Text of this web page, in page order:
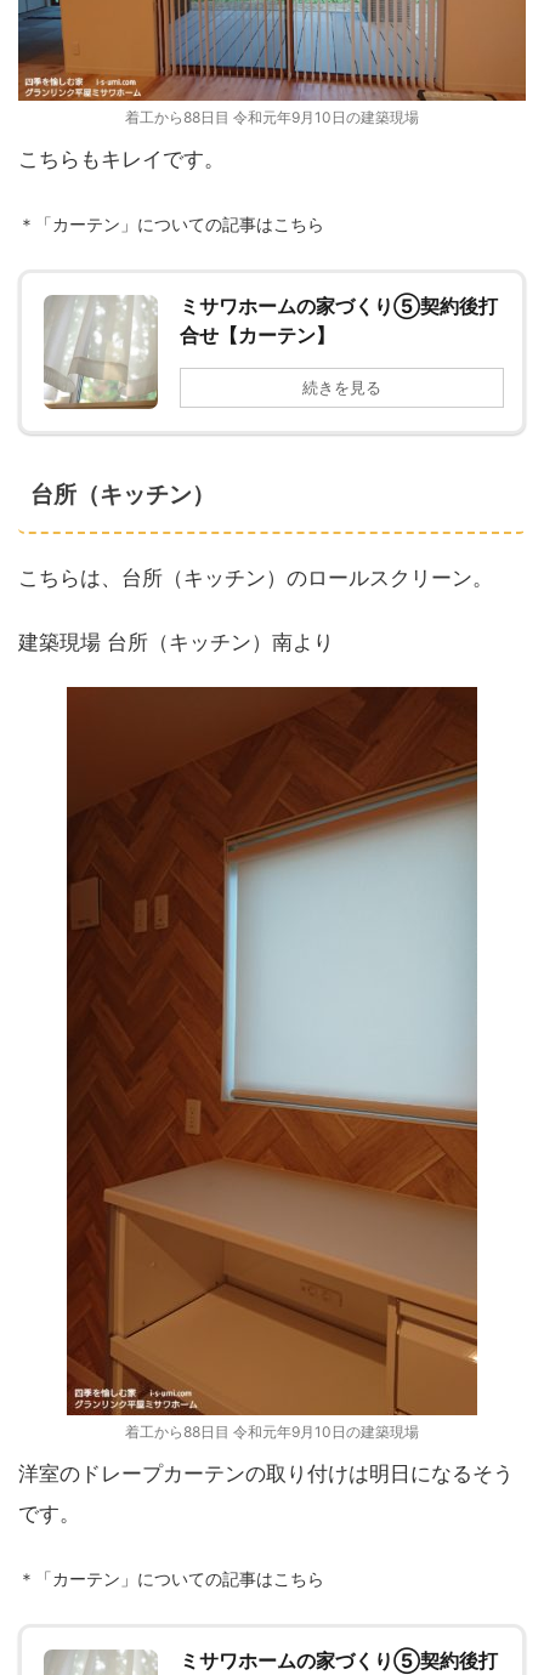
着工から88日目 令和元年9月10日の建築現場
こちらもキレイです。
＊「カーテン」についての記事はこちら
ミサワホームの家づくり⑤契約後打
合せ【カーテン】
続きを見る
台所（キッチン）
こちらは、台所（キッチン）のロールスクリーン。
建築現場 台所（キッチン）南より
着工から88日目 令和元年9月10日の建築現場
洋室のドレープカーテンの取り付けは明日になるそう
です。
＊「カーテン」についての記事はこちら
ミサワホームの家づくり⑤契約後打